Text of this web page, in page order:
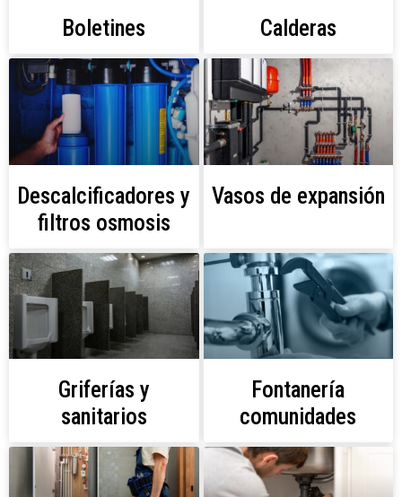
Boletines Calderas
Descalcificadores y
filtros osmosis
Vasos de expansión
Griferías y
sanitarios
Fontanería
comunidades